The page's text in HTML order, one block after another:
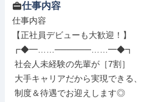
仕事内容
仕事内容
【正社員デビューも大歓迎！】
┏◆━……──────……━◆┓